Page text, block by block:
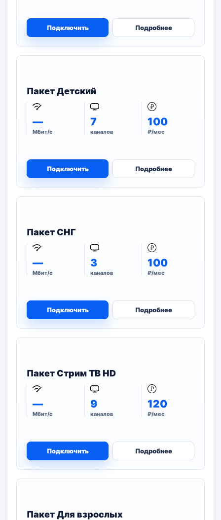
Подключить Подробнее
Пакет Детский
—
Мбит/с
7
каналов
100
₽/мес
Подключить Подробнее
Пакет СНГ
—
Мбит/с
3
каналов
100
₽/мес
Подключить Подробнее
Пакет Стрим ТВ HD
—
Мбит/с
9
каналов
120
₽/мес
Подключить Подробнее
Пакет Для взрослых